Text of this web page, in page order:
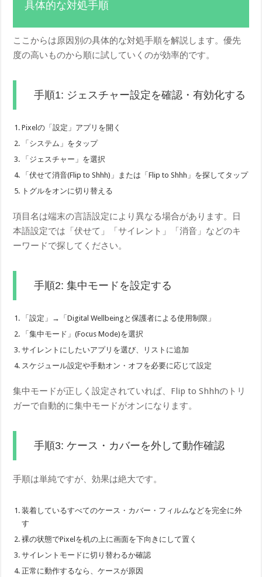
具体的な対処手順
ここからは原因別の具体的な対処手順を解説します。優先
度の高いものから順に試していくのが効率的です。
手順1: ジェスチャー設定を確認・有効化する
Pixelの「設定」アプリを開く
「システム」をタップ
「ジェスチャー」を選択
「伏せて消音(Flip to Shhh)」または「Flip to Shhh」を探してタップ
トグルをオンに切り替える
項目名は端末の言語設定により異なる場合があります。日
本語設定では「伏せて」「サイレント」「消音」などのキ
ーワードで探してください。
手順2: 集中モードを設定する
「設定」→「Digital Wellbeingと保護者による使用制限」
「集中モード」(Focus Mode)を選択
サイレントにしたいアプリを選び、リストに追加
スケジュール設定や手動オン・オフを必要に応じて設定
集中モードが正しく設定されていれば、Flip to Shhhのトリ
ガーで自動的に集中モードがオンになります。
手順3: ケース・カバーを外して動作確認
手順は単純ですが、効果は絶大です。
装着しているすべてのケース・カバー・フィルムなどを完全に外
す
裸の状態でPixelを机の上に画面を下向きにして置く
サイレントモードに切り替わるか確認
正常に動作するなら、ケースが原因